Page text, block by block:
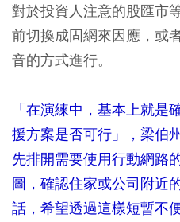
對於投資人注意的股匯市
前切換成固網來因應，或
音的方式進行。
「在演練中，基本上就是
援方案是否可行」，梁伯
先排開需要使用行動網路
圖，確認住家或公司附近
話，希望透過這樣短暫不